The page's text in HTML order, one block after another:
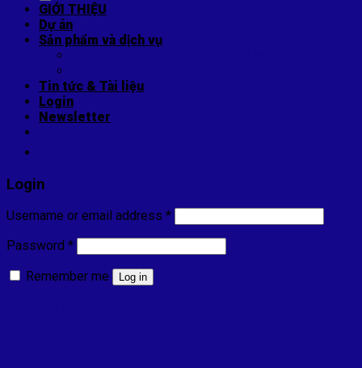
GIỚI THIỆU
Dự án
Sản phẩm và dịch vụ
Tin tức & Tài liệu
Login
Newsletter
Login
Username or email address *
Password *
Remember me
Log in